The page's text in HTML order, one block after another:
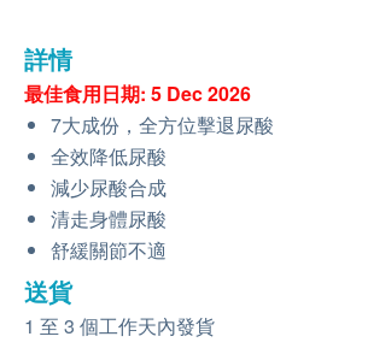
詳情
最佳食用日期: 5 Dec 2026
7大成份，全方位擊退尿酸
全效降低尿酸
減少尿酸合成
清走身體尿酸
舒緩關節不適
送貨
1 至 3 個工作天內發貨